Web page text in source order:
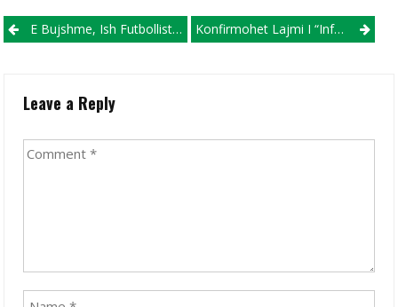
Post navigation
E Bujshme, Ish Futbollisti I FC Shkupit Prezantohet Te Vasko De Gama Konfirmohet Lajmi I “infOSport.mk”, Mustafa Sezonin E Ri Do Të Mbrojë Portën E Voska Sport
Leave a Reply